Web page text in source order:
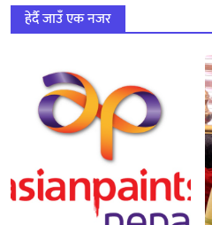
हेर्दै जाउँ एक नजर